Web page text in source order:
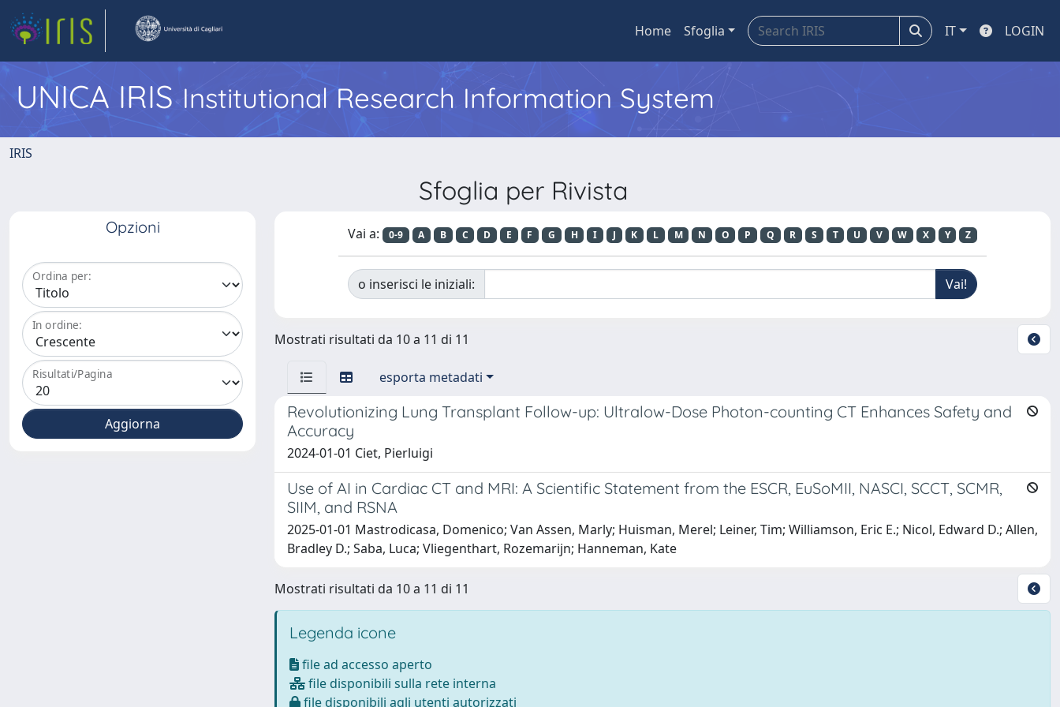
Home Sfoglia IT LOGIN
UNICA IRISInstitutional Research Information System
IRIS
Sfoglia per Rivista
Opzioni
Ordina per:
In ordine:
Risultati/Pagina
Vai a: 0-9 A B C D E F G H I J K L M N O P Q R S T U V W X Y Z
o inserisci le iniziali:
Mostrati risultati da 10 a 11 di 11
esporta metadati
Revolutionizing Lung Transplant Follow-up: Ultralow-Dose Photon-counting CT Enhances Safety and
Accuracy
2024-01-01 Ciet, Pierluigi
Use of AI in Cardiac CT and MRI: A Scientific Statement from the ESCR, EuSoMII, NASCI, SCCT, SCMR,
SIIM, and RSNA
2025-01-01 Mastrodicasa, Domenico; Van Assen, Marly; Huisman, Merel; Leiner, Tim; Williamson, Eric E.; Nicol, Edward D.; Allen,
Bradley D.; Saba, Luca; Vliegenthart, Rozemarijn; Hanneman, Kate
Mostrati risultati da 10 a 11 di 11
Legenda icone
file ad accesso aperto
file disponibili sulla rete interna
file disponibili agli utenti autorizzati